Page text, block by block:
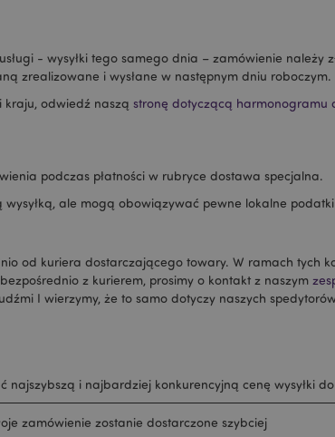
- wysyłki tego samego dnia – zamówienie należy
zrealizowane i wysłane w następnym dniu roboczym.
kraju, odwiedź naszą stronę dotyczącą harmonogramu
podczas płatności w rubryce dostawa specjalna.
ale mogą obowiązywać pewne lokalne
od kuriera dostarczającego towary. W ramach tych
z kurierem, prosimy o kontakt z naszym
I wierzymy, że to samo dotyczy naszych
i najbardziej konkurencyjną cenę wysyłki
zamówienie zostanie dostarczone szybciej
Ten plik cookie jest używany w celu
ułatwienia przechowywania treści w
szybciej.
szybciej.
Cookie generowane przez aplikacje oparte
na języku PHP. Jest to identyfikator
sposób jej użycia może być specyficzny dla
witryny, ale dobrym przykładem jest
utrzymywanie statusu zalogowanego
użytkownika między stronami.
Ten plik cookie jest używany w celu
ułatwienia przechowywania treści w
przeglądarce, aby strony ładowały się
szybciej.